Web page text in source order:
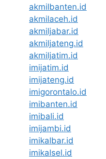
akmilbanten.id
akmilaceh.id
akmiljabar.id
akmiljateng.id
akmiljatim.id
imijatim.id
imijateng.id
imigorontalo.id
imibanten.id
imibali.id
imijambi.id
imikalbar.id
imikalsel.id